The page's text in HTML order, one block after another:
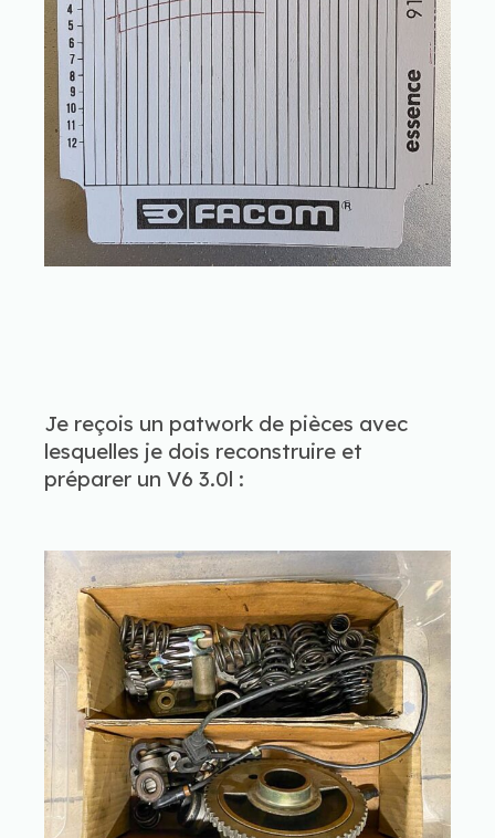
Je reçois un patwork de pièces avec
lesquelles je dois reconstruire et
préparer un V6 3.0l :